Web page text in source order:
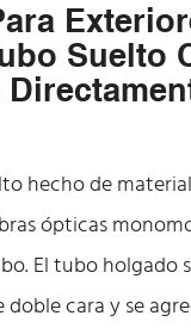
Suelto
hecho de
ópticas
El tubo
cara y se